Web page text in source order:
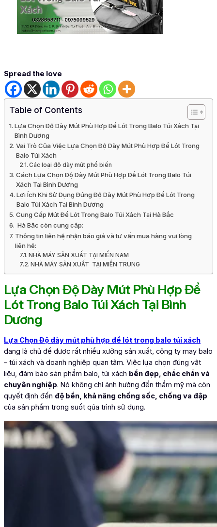
Spread the love
Table of Contents
Lựa Chọn Độ Dày Mút Phù Hợp Để Lót Trong Balo Túi Xách Tại
Bình Dương
Vai Trò Của Việc Lựa Chọn Độ Dày Mút Phù Hợp Để Lót Trong
Balo Túi Xách
Các loại độ dày mút phổ biến
Cách Lựa Chọn Độ Dày Mút Phù Hợp Để Lót Trong Balo Túi
Xách Tại Bình Dương
Lợi Ích Khi Sử Dụng Đúng Độ Dày Mút Phù Hợp Để Lót Trong
Balo Túi Xách Tại Bình Dương
Cung Cấp Mút Để Lót Trong Balo Túi Xách Tại Hà Bắc
Hà Bắc còn cung cấp:
Thông tin liên hệ nhận báo giá và tư vấn mua hàng vui lòng
liên hệ:
NHÀ MÁY SẢN XUẤT TẠI MIỀN NAM
NHÀ MÁY SẢN XUẤT TẠI MIỀN TRUNG
Lựa Chọn Độ Dày Mút Phù Hợp Để
Lót Trong Balo Túi Xách Tại Bình
Dương
Lựa Chọn Độ dày mút phù hợp để lót trong balo túi xách
đang là chủ đề được rất nhiều xưởng sản xuất, công ty may balo
– túi xách và doanh nghiệp quan tâm. Việc lựa chọn đúng vật
liệu, đảm bảo sản phẩm balo, túi xách bền đẹp, chắc chắn và
chuyên nghiệp. Nó không chỉ ảnh hưởng đến thẩm mỹ mà còn
quyết định đến độ bền, khả năng chống sốc, chống va đập
của sản phẩm trong suốt qúa trình sử dụng.